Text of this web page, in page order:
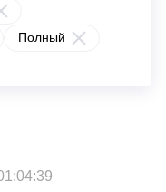
Полный